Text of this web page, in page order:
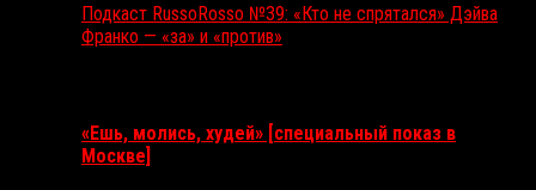
Подкаст RussoRosso №39: «Кто не спрятался» Дэйва
Франко — «за» и «против»
«Ешь, молись, худей» [специальный показ в
Москве]